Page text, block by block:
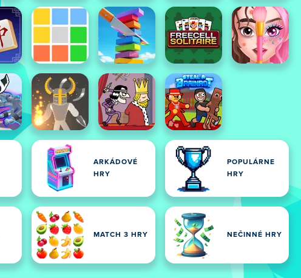
ARKÁDOVÉ
HRY
POPULÁRNE
HRY
MATCH 3 HRY NEČINNÉ HRY